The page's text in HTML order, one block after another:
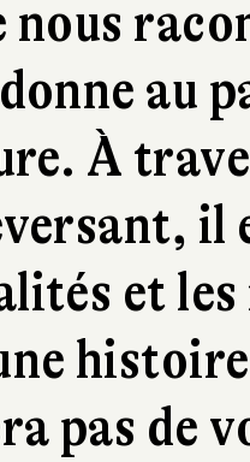
nous
au
À
il
et
pas de